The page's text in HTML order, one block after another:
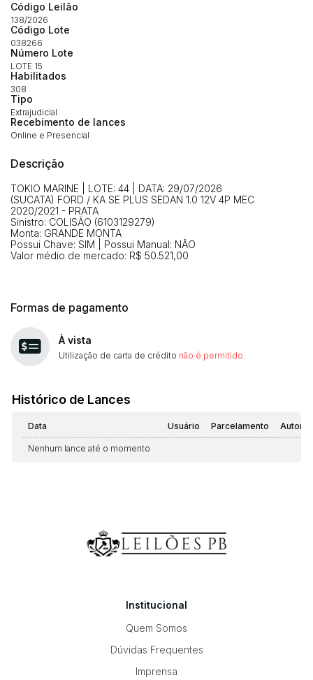
Código Leilão
138/2026
Código Lote
038266
Número Lote
LOTE 15
Habilitados
308
Tipo
Extrajudicial
Recebimento de lances
Online e Presencial
Descrição
TOKIO MARINE | LOTE: 44 | DATA: 29/07/2026
(SUCATA) FORD / KA SE PLUS SEDAN 1.0 12V 4P MEC
2020/2021 - PRATA
Sinistro: COLISÃO (6103129279)
Monta: GRANDE MONTA
Possui Chave: SIM | Possui Manual: NÃO
Valor médio de mercado: R$ 50.521,00
Formas de pagamento
À vista
Utilização de carta de crédito não é permitido
Histórico de Lances
Data Usuário Parcelamento
Nenhum lance até o momento
(Art. 895, CPC)
Clique aqui para fazer login
Institucional
Quem Somos
Dúvidas Frequentes
Imprensa